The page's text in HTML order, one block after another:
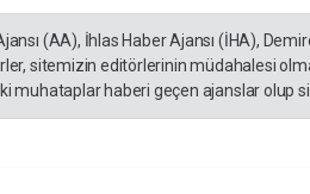
(AA), İhlas Haber Ajansı (İHA),
sitemizin editörlerinin müdahalesi
muhataplar haberi geçen ajanslar olup